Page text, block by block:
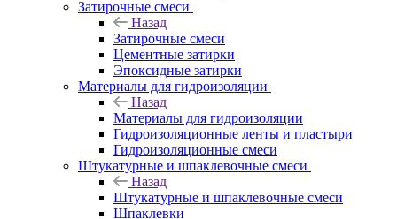
Затирочные смеси
Назад
Затирочные смеси
Цементные затирки
Эпоксидные затирки
Материалы для гидроизоляции
Назад
Материалы для гидроизоляции
Гидроизоляционные ленты и пластыри
Гидроизоляционные смеси
Штукатурные и шпаклевочные смеси
Назад
Штукатурные и шпаклевочные смеси
Шпаклевки